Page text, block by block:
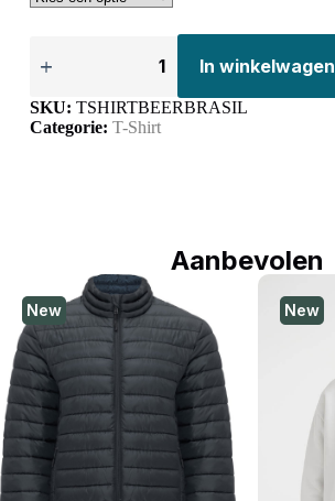
In winkelwagen
SKU: TSHIRTBEERBRASIL
Categorie: T-Shirt
Aanbevolen
New New